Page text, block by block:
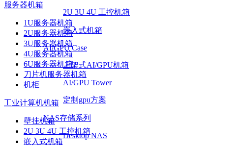
2U 3U 4U 工控机箱
嵌入式机箱
AI/GPU Case
上架式AI/GPU机箱
AI/GPU Tower
定制gpu方案
NAS存储系列
Desktop NAS
服务器机箱
1U服务器机箱
2U服务器机箱
3U服务器机箱
4U服务器机箱
6U服务器机箱
刀片机服务器机箱
机柜
工业计算机机箱
壁挂机箱
2U 3U 4U 工控机箱
嵌入式机箱